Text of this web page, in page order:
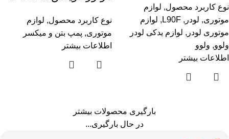
نوع کاربرد محصول, لوازم
موتوری, لودر ,
L90F
, لوازم
موتوری لودر , لوازم یدکی لودر
ولوو, ولوو
اطلاعات بیشتر
نوع کاربرد محصول, لوازم
موتوری, پمپ بتن و میکسر
اطلاعات بیشتر
بارگیری محصولات بیشتر
در حال بارگیری...